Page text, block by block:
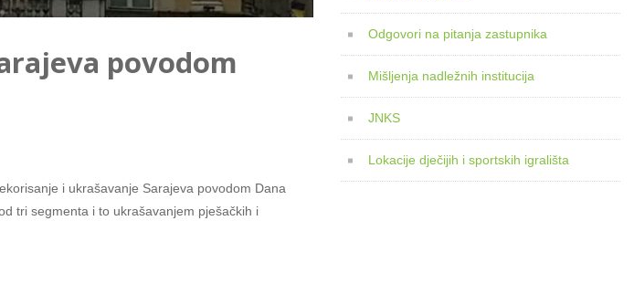
povodom
i ukrašavanje Sarajeva povodom Dana
tri segmenta i to ukrašavanjem pješačkih i
Odgovori na pitanja zastupnika
Mišljenja nadležnih institucija
JNKS
Lokacije dječijih i sportskih igrališta